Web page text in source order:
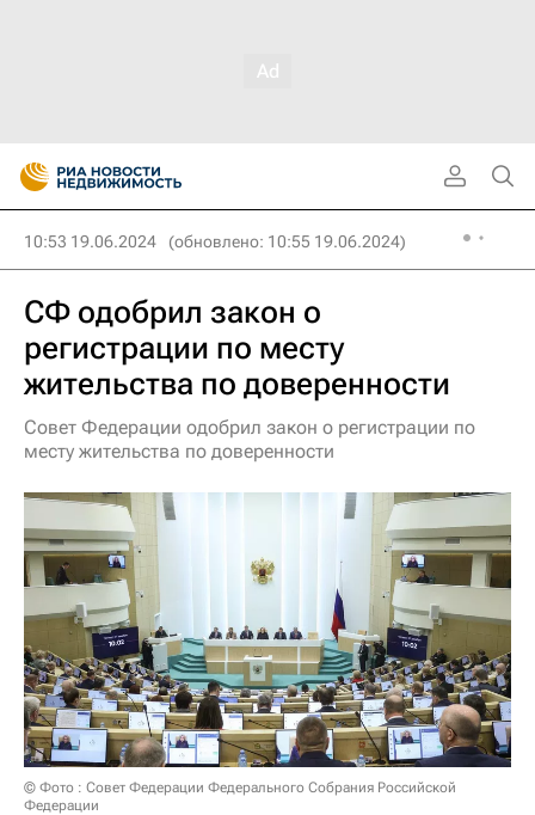
10:53 19.06.2024 (обновлено: 10:55 19.06.2024)
СФ одобрил закон о
регистрации по месту
жительства по доверенности
Совет Федерации одобрил закон о регистрации по
месту жительства по доверенности
© Фото : Совет Федерации Федерального Собрания Российской
Федерации